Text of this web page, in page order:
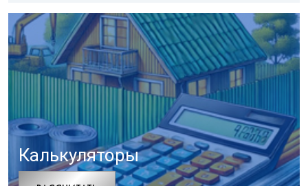
Калькуляторы